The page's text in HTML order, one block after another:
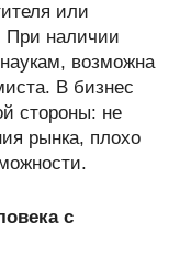
или
При наличии
возможна
В бизнес
стороны: не
рынка, плохо
с